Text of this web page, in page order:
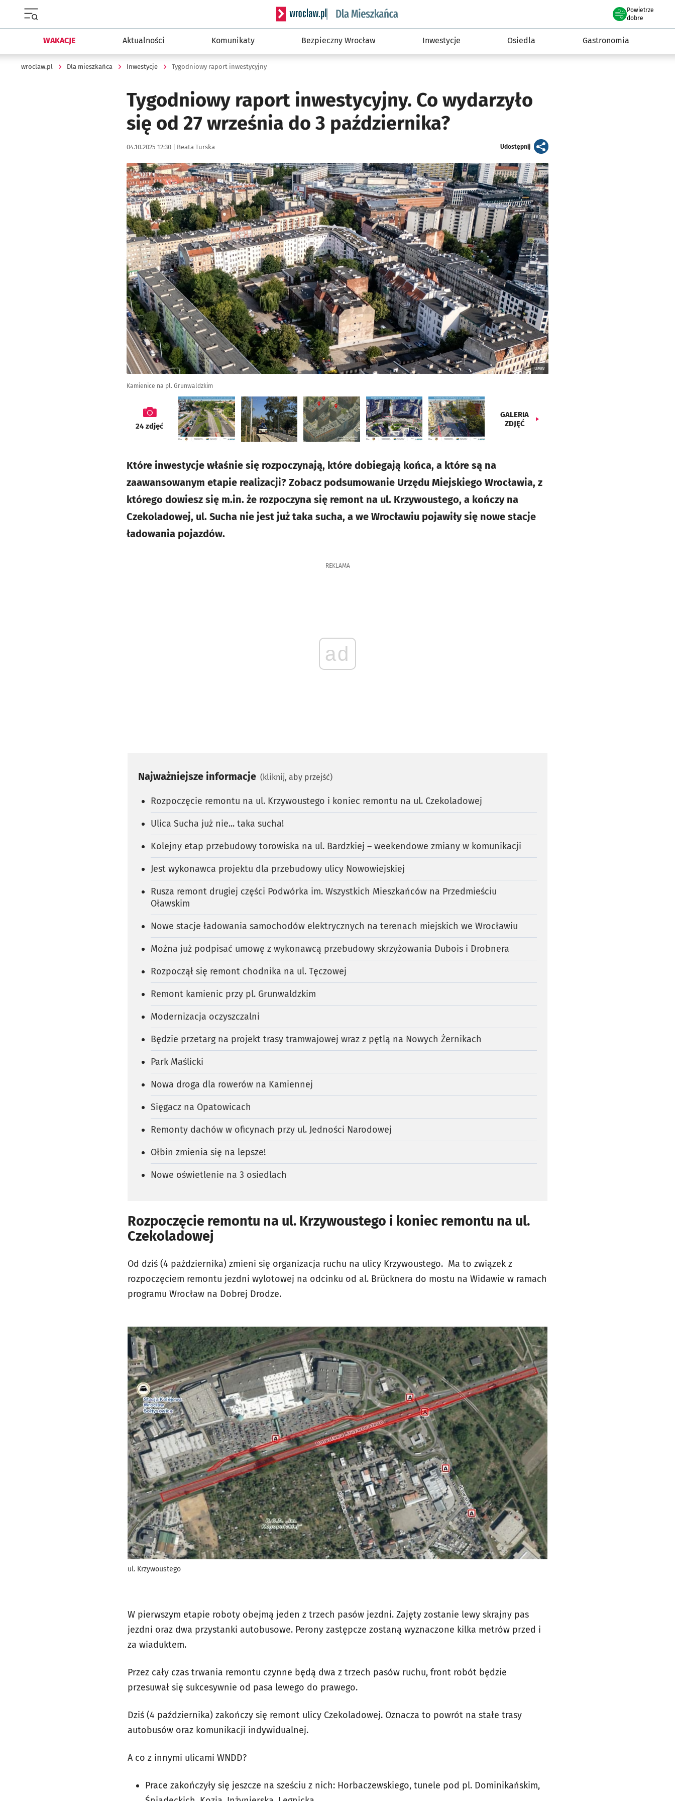
Serwis informacyjny wroclaw.pl podserwis: Dla mieszkańca
Powietrze
we Wrocławiu
dobre
WAKACJE Aktualności Komunikaty Bezpieczny Wrocław Inwestycje Osiedla Gastronomia
wroclaw.pl Dla mieszkańca Inwestycje Tygodniowy raport inwestycyjny
Tygodniowy raport inwestycyjny. Co wydarzyło
się od 27 września do 3 października?
Data publikacji:
04.10.2025 12:30 | Autor:
Beata Turska Udostępnijartykuł
Kliknij, aby zobaczyć galerię
UMW
Kamienice na pl. Grunwaldzkim
galeria
24zdjęć
GALERIA
ZDJĘĆ
Które inwestycje właśnie się rozpoczynają, które dobiegają końca, a które są na
zaawansowanym etapie realizacji? Zobacz podsumowanie Urzędu Miejskiego Wrocławia, z
którego dowiesz się m.in. że rozpoczyna się remont na ul. Krzywoustego, a kończy na
Czekoladowej, ul. Sucha nie jest już taka sucha, a we Wrocławiu pojawiły się nowe stacje
ładowania pojazdów.
REKLAMA
ad
Najważniejsze informacje (kliknij, aby przejść)
Rozpoczęcie remontu na ul. Krzywoustego i koniec remontu na ul. Czekoladowej
Ulica Sucha już nie... taka sucha!
Kolejny etap przebudowy torowiska na ul. Bardzkiej – weekendowe zmiany w komunikacji
Jest wykonawca projektu dla przebudowy ulicy Nowowiejskiej
Rusza remont drugiej części Podwórka im. Wszystkich Mieszkańców na Przedmieściu
Oławskim
Nowe stacje ładowania samochodów elektrycznych na terenach miejskich we Wrocławiu
Można już podpisać umowę z wykonawcą przebudowy skrzyżowania Dubois i Drobnera
Rozpoczął się remont chodnika na ul. Tęczowej
Remont kamienic przy pl. Grunwaldzkim
Modernizacja oczyszczalni
Będzie przetarg na projekt trasy tramwajowej wraz z pętlą na Nowych Żernikach
Park Maślicki
Nowa droga dla rowerów na Kamiennej
Sięgacz na Opatowicach
Remonty dachów w oficynach przy ul. Jedności Narodowej
Ołbin zmienia się na lepsze!
Nowe oświetlenie na 3 osiedlach
Rozpoczęcie remontu na ul. Krzywoustego i koniec remontu na ul.
Czekoladowej
Od dziś (4 października) zmieni się organizacja ruchu na ulicy Krzywoustego. Ma to związek z
rozpoczęciem remontu jezdni wylotowej na odcinku od al. Brücknera do mostu na Widawie w ramach
programu Wrocław na Dobrej Drodze.
ul. Krzywoustego
W pierwszym etapie roboty obejmą jeden z trzech pasów jezdni. Zajęty zostanie lewy skrajny pas
jezdni oraz dwa przystanki autobusowe. Perony zastępcze zostaną wyznaczone kilka metrów przed i
za wiaduktem.
Przez cały czas trwania remontu czynne będą dwa z trzech pasów ruchu, front robót będzie
przesuwał się sukcesywnie od pasa lewego do prawego.
Dziś (4 października) zakończy się remont ulicy Czekoladowej. Oznacza to powrót na stałe trasy
autobusów oraz komunikacji indywidualnej.
A co z innymi ulicami WNDD?
Prace zakończyły się jeszcze na sześciu z nich: Horbaczewskiego, tunele pod pl. Dominikańskim,